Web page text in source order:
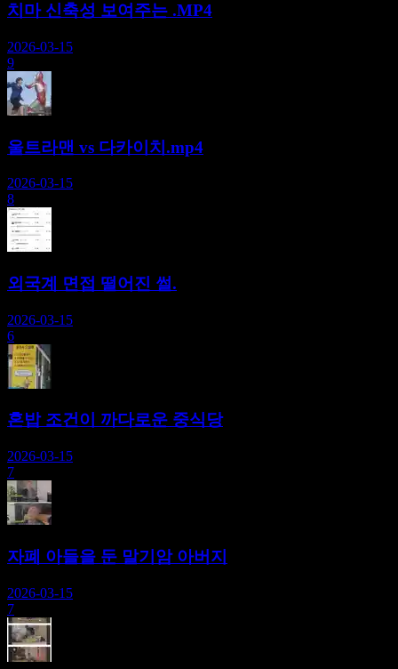
치마 신축성 보여주는 .MP4
2026-03-15
9
울트라맨 vs 다카이치.mp4
2026-03-15
8
외국계 면접 떨어진 썰.
2026-03-15
6
혼밥 조건이 까다로운 중식당
2026-03-15
7
자폐 아들을 둔 말기암 아버지
2026-03-15
7